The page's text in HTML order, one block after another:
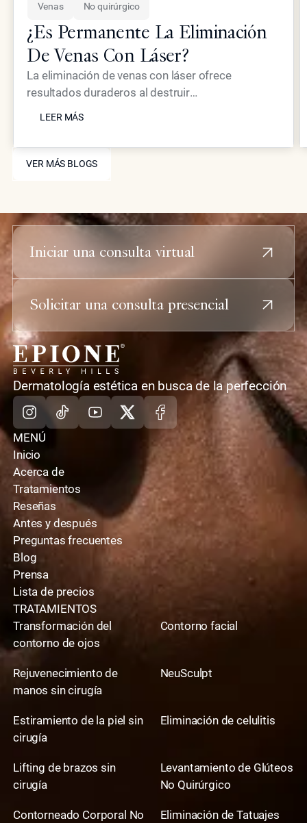
VER MÁS BLOGS
VER MÁS BLOGS
Venas No quirúrgico
¿Es Permanente La Eliminación
De Venas Con Láser?
La eliminación de venas con láser ofrece
resultados duraderos al destruir
permanentemente las venas tratadas, aunque
detrás de la permanencia y las expectativas
LEER MÁS
LEER MÁS
Iniciar una consulta virtual
Solicitar una consulta presencial
casa
Dermatología estética en busca de la perfección
Instagram
TikTokYoutube
X Facebook
MENÚ
Inicio
Acerca de
Tratamientos
Reseñas
Antes y después
Preguntas frecuentes
Blog
Prensa
Lista de precios
TRATAMIENTOS
Transformación del
contorno de ojos
Contorno facial
Rejuvenecimiento de
manos sin cirugía
NeuSculpt
Estiramiento de la piel sin
cirugía
Eliminación de celulitis
Lifting de brazos sin
cirugía
Levantamiento de Glúteos
No Quirúrgico
Contorneado Corporal No
Eliminación de Tatuajes